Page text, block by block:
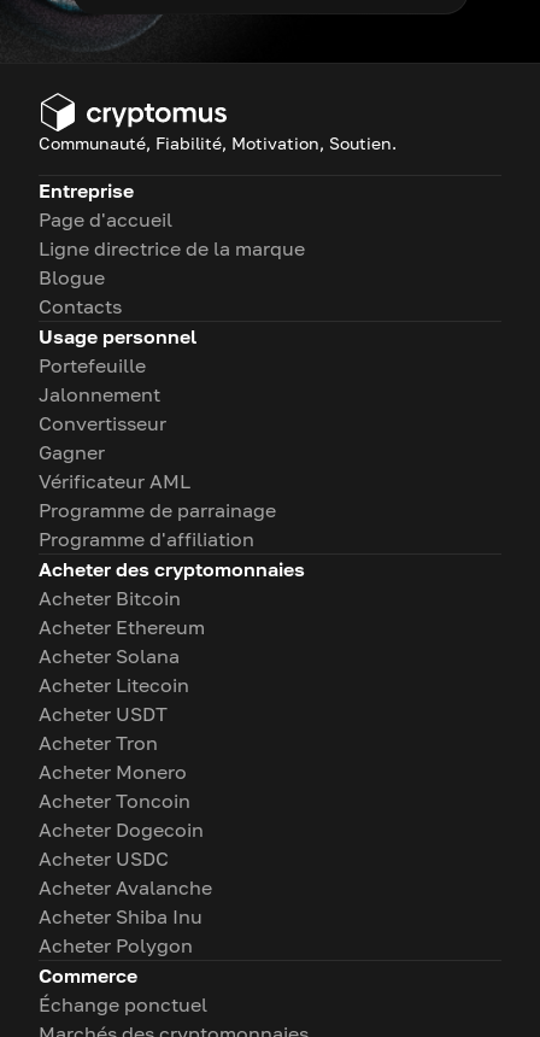
Communauté, Fiabilité, Motivation, Soutien.
Entreprise
Page d'accueil
Ligne directrice de la marque
Blogue
Contacts
Usage personnel
Portefeuille
Jalonnement
Convertisseur
Gagner
Vérificateur AML
Programme de parrainage
Programme d'affiliation
Acheter des cryptomonnaies
Acheter Bitcoin
Acheter Ethereum
Acheter Solana
Acheter Litecoin
Acheter USDT
Acheter Tron
Acheter Monero
Acheter Toncoin
Acheter Dogecoin
Acheter USDC
Acheter Avalanche
Acheter Shiba Inu
Acheter Polygon
Commerce
Échange ponctuel